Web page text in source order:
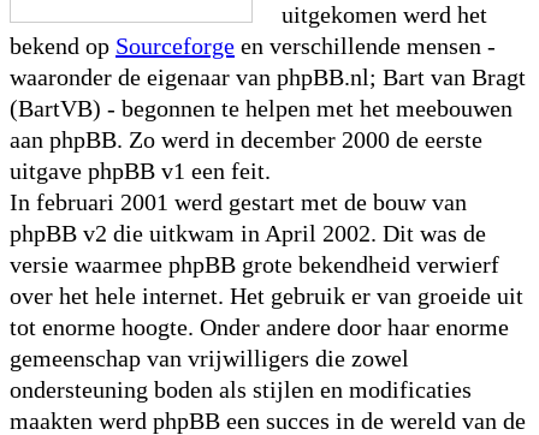
uitgekomen werd het
bekend op Sourceforge en verschillende mensen -
waaronder de eigenaar van phpBB.nl; Bart van Bragt
(BartVB) - begonnen te helpen met het meebouwen
aan phpBB. Zo werd in december 2000 de eerste
uitgave phpBB v1 een feit.
In februari 2001 werd gestart met de bouw van
phpBB v2 die uitkwam in April 2002. Dit was de
versie waarmee phpBB grote bekendheid verwierf
over het hele internet. Het gebruik er van groeide uit
tot enorme hoogte. Onder andere door haar enorme
gemeenschap van vrijwilligers die zowel
ondersteuning boden als stijlen en modificaties
maakten werd phpBB een succes in de wereld van de